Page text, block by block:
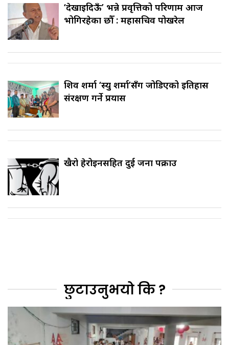
‘देखाइदिऊँ’ भन्ने प्रवृत्तिको परिणाम आज
भोगिरहेका छौँ : महासचिव पोखरेल
शिव शर्मा ‘स्यु शर्मा’सँग जोडिएको इतिहास
संरक्षण गर्ने प्रयास
खैरो हेरोइनसहित दुई जना पक्राउ
छुटाउनुभयो कि ?